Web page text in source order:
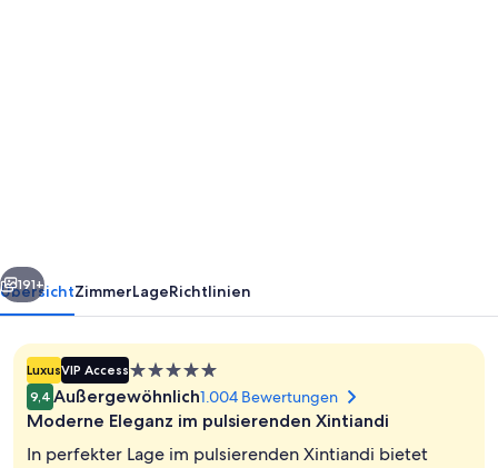
Weiter
191+
ÜbersichtZimmerLageRichtlinien
LuxusVIP Access5.0-
Sterne-
Unterkunft
9,4 Außergewöhnlich1.004 Bewertungen
Moderne Eleganz im pulsierenden Xintiandi
In perfekter Lage im pulsierenden Xintiandi bietet